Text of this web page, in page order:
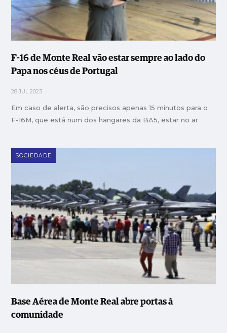
F-16 de Monte Real vão estar sempre ao lado do
Papa nos céus de Portugal
28 JUL 2023
Em caso de alerta, são precisos apenas 15 minutos para o
F-16M, que está num dos hangares da BA5, estar no ar
SOCIEDADE
Base Aérea de Monte Real abre portas à
comunidade